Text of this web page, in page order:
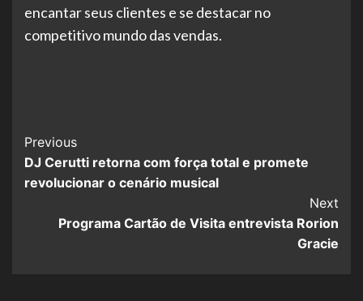
encantar seus clientes e se destacar no
competitivo mundo das vendas.
Post
Navigation
Previous
DJ Cerutti retorna com força total e promete
revolucionar o cenário musical
Next
Programa Cartão de Visita entrevista Rorion
Gracie